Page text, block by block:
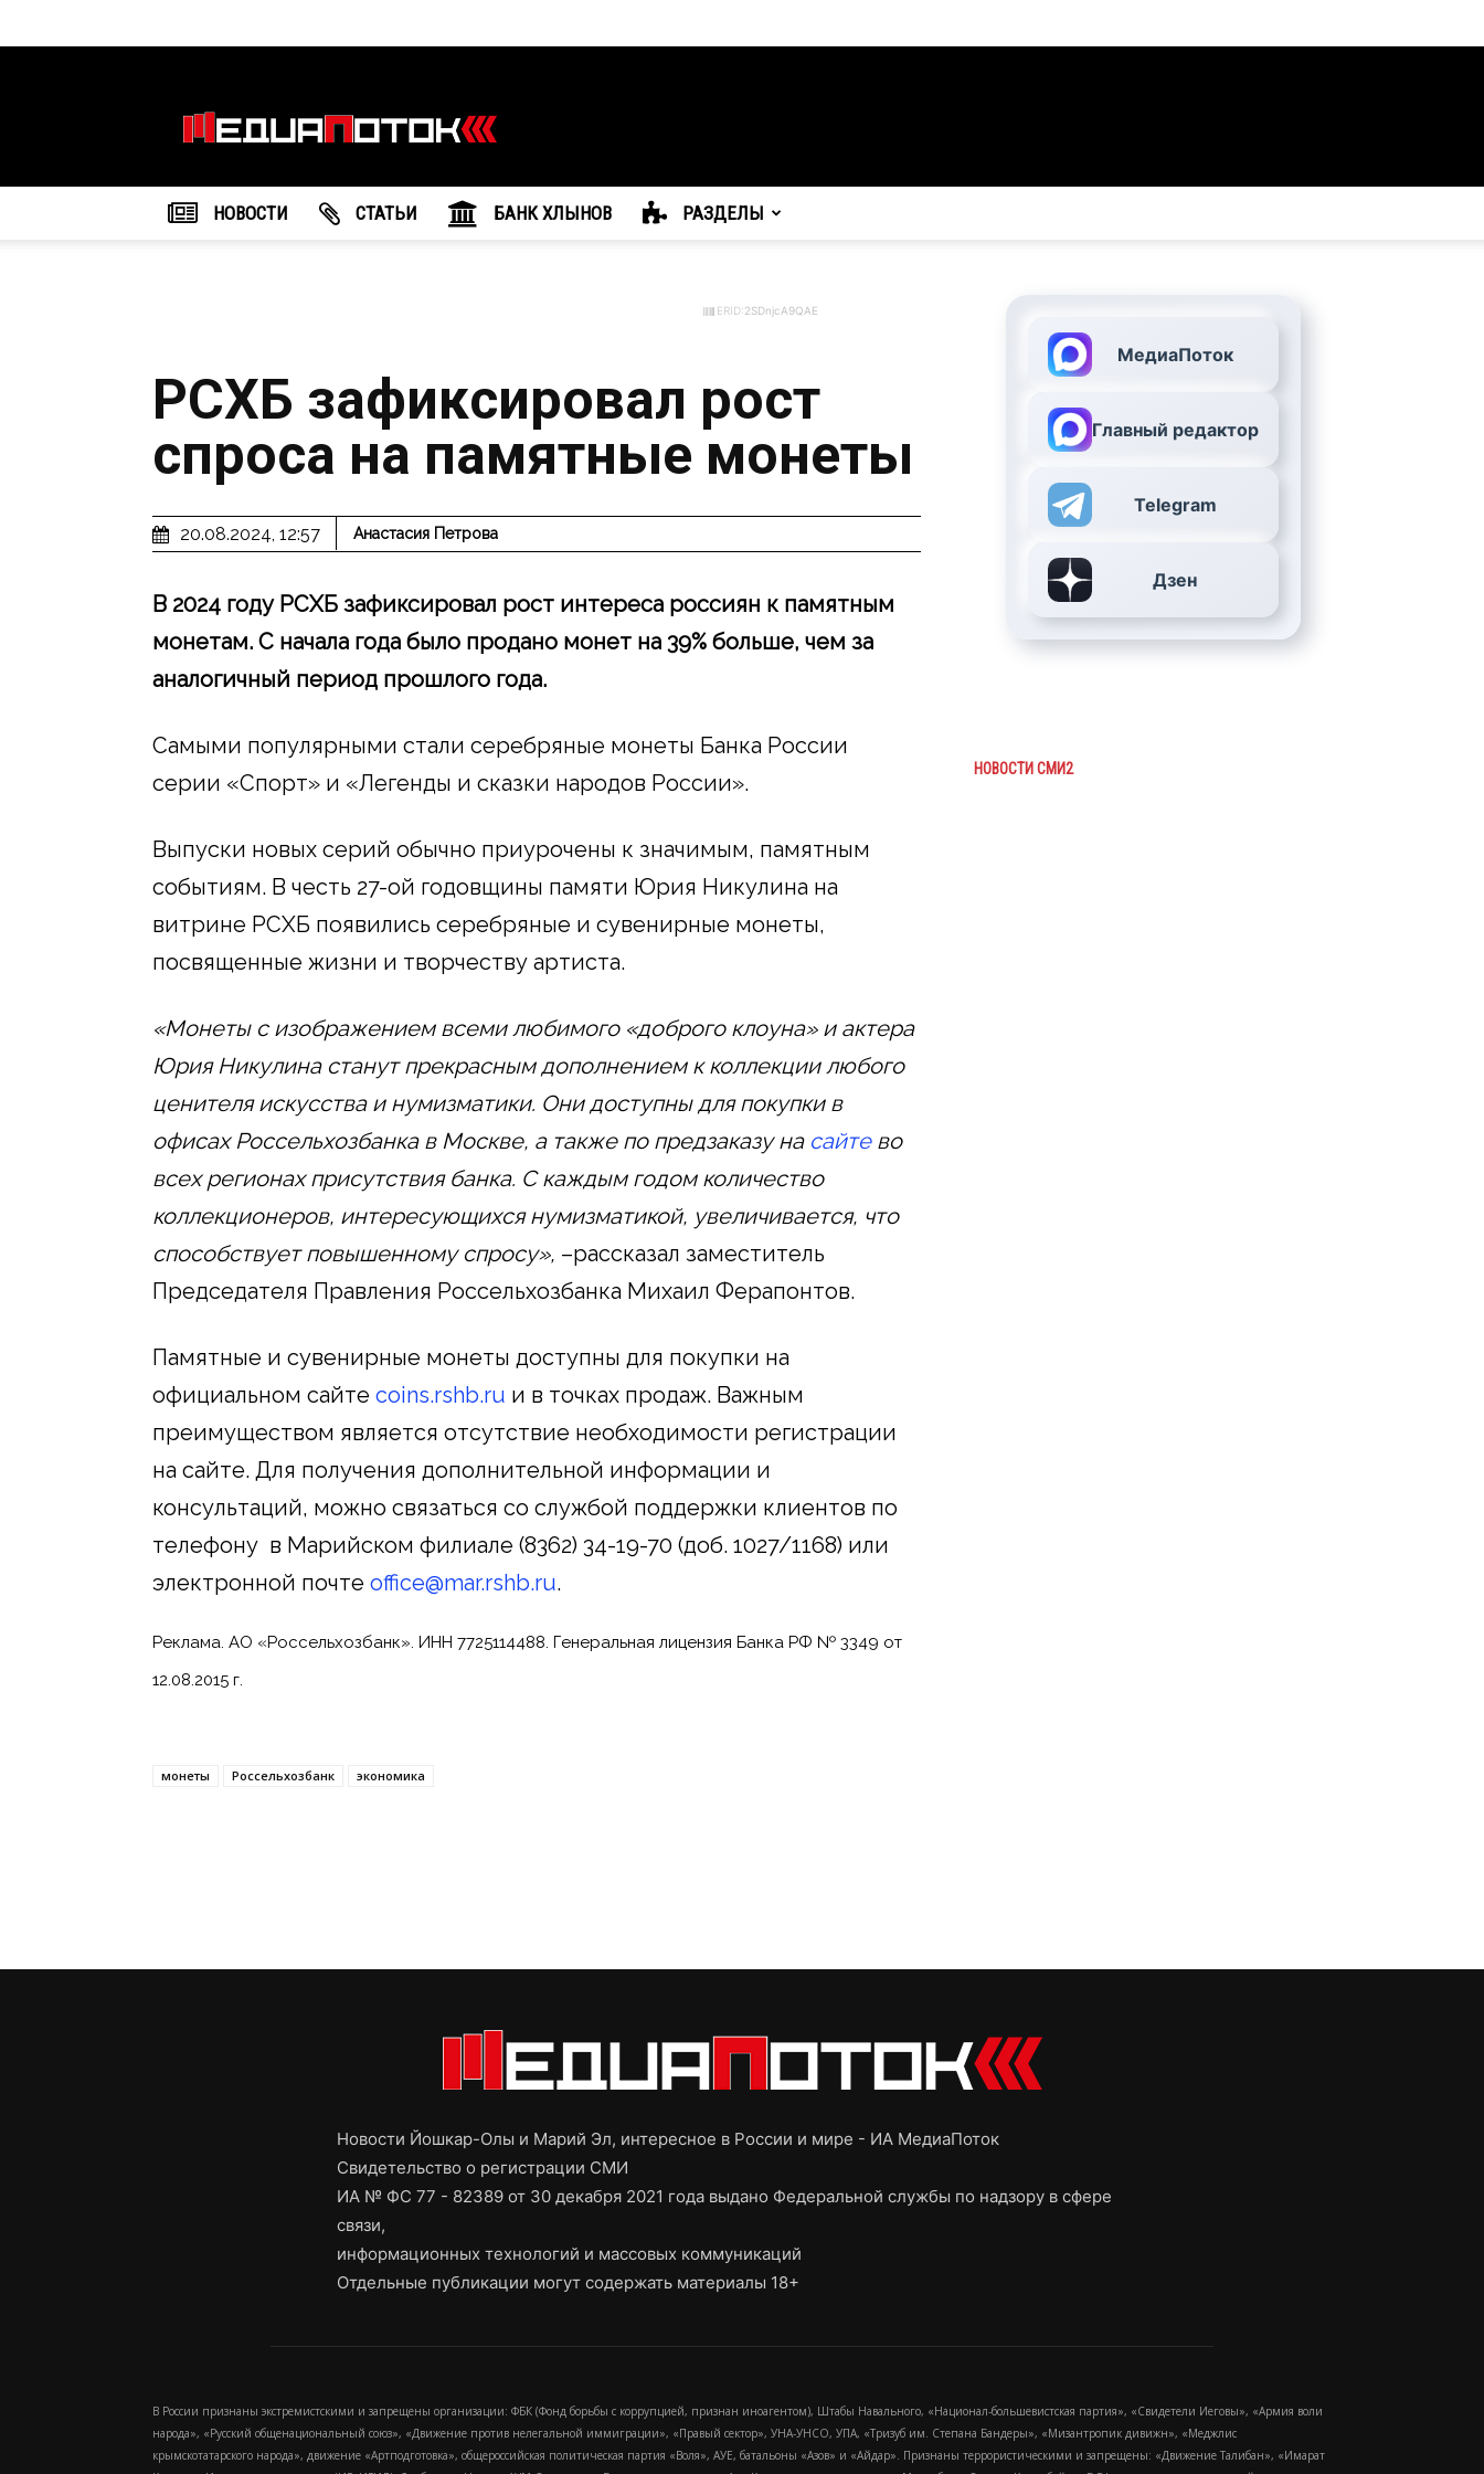
агентство
"МедиаПоток"
НОВОСТИ CТАТЬИ БАНК ХЛЫНОВ РАЗДЕЛЫ
ERID:2SDnjcA9QAE
РСХБ зафиксировал рост
спроса на памятные монеты
20.08.2024, 12:57 Анастасия Петрова
В 2024 году РСХБ зафиксировал рост интереса россиян к памятным
монетам. С начала года было продано монет на 39% больше, чем за
аналогичный период прошлого года.
Самыми популярными стали серебряные монеты Банка России
серии «Спорт» и «Легенды и сказки народов России».
Выпуски новых серий обычно приурочены к значимым, памятным
событиям. В честь 27-ой годовщины памяти Юрия Никулина на
витрине РСХБ появились серебряные и сувенирные монеты,
посвященные жизни и творчеству артиста.
«Монеты с изображением всеми любимого «доброго клоуна» и актера
Юрия Никулина станут прекрасным дополнением к коллекции любого
ценителя искусства и нумизматики. Они доступны для покупки в
офисах Россельхозбанка в Москве, а также по предзаказу на сайтево
всех регионах присутствия банка. С каждым годом количество
коллекционеров, интересующихся нумизматикой, увеличивается, что
способствует повышенному спросу», –рассказал заместитель
Председателя Правления Россельхозбанка Михаил Ферапонтов.
Памятные и сувенирные монеты доступны для покупки на
официальном сайте coins.rshb.ru и в точках продаж. Важным
преимуществом является отсутствие необходимости регистрации
на сайте. Для получения дополнительной информации и
консультаций, можно связаться со службой поддержки клиентов по
телефону в Марийском филиале (8362) 34-19-70 (доб. 1027/1168) или
электронной почте office@mar.rshb.ru.
Реклама. АО «Россельхозбанк». ИНН 7725114488. Генеральная лицензия Банка РФ № 3349 от
12.08.2015 г.
монеты Россельхозбанк экономика
МедиаПоток
Главный редактор
Telegram
Дзен
НОВОСТИ СМИ2
Новости Йошкар-Олы и Марий Эл, интересное в России и мире - ИА МедиаПоток
Свидетельство о регистрации СМИ
ИА № ФС 77 - 82389 от 30 декабря 2021 года выдано Федеральной службы по надзору в сфере
связи,
информационных технологий и массовых коммуникаций
Отдельные публикации могут содержать материалы 18+
В России признаны экстремистскими и запрещены организации: ФБК (Фонд борьбы с коррупцией, признан иноагентом), Штабы Навального, «Национал-большевистская партия», «Свидетели Иеговы», «Армия воли
народа», «Русский общенациональный союз», «Движение против нелегальной иммиграции», «Правый сектор», УНА-УНСО, УПА, «Тризуб им. Степана Бандеры», «Мизантропик дивижн», «Меджлис
крымскотатарского народа», движение «Артподготовка», общероссийская политическая партия «Воля», АУЕ, батальоны «Азов» и «Айдар». Признаны террористическими и запрещены: «Движение Талибан», «Имарат